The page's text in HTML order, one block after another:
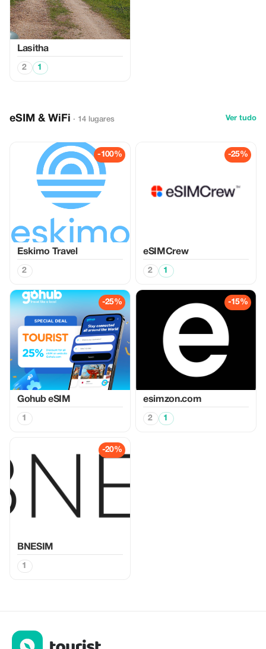
Lasitha
2 1
eSIM & WiFi · 14 lugares Ver tudo
-100%
Eskimo Travel
2
-25%
eSIMCrew
2 1
-25%
Gohub eSIM
1
-15%
esimzon.com
2 1
-20%
BNESIM
1